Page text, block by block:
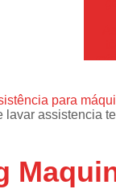
para
lavar assistencia